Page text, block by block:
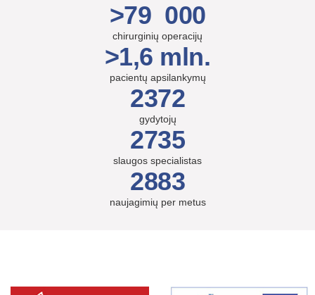
>79 000
chirurginių operacijų
>1,6 mln.
pacientų apsilankymų
2372
gydytojų
2735
slaugos specialistas
2883
naujagimių per metus